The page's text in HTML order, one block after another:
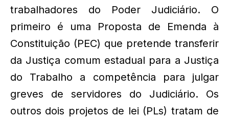
trabalhadores do Poder Judiciário. O
primeiro é uma Proposta de Emenda à
Constituição (PEC) que pretende transferir
da Justiça comum estadual para a Justiça
do Trabalho a competência para julgar
greves de servidores do Judiciário. Os
outros dois projetos de lei (PLs) tratam de